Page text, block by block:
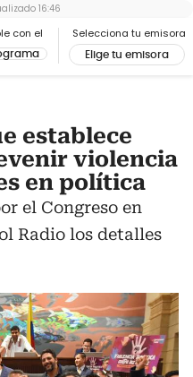
con el Selecciona tu emisora
Elige tu emisora
16:46
establece
violencia
en política
el Congreso en
Radio los detalles